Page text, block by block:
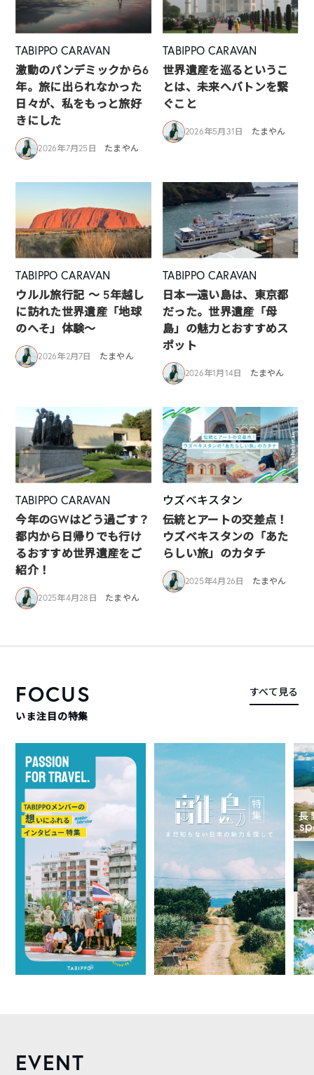
TABIPPO CARAVAN
激動のパンデミックから6
年。旅に出られなかった
日々が、私をもっと旅好
きにした
2026年7月25日 たまやん
TABIPPO CARAVAN
世界遺産を巡るというこ
とは、未来へバトンを繋
ぐこと
2026年5月31日 たまやん
TABIPPO CARAVAN
ウルル旅行記 ～ 5年越し
に訪れた世界遺産「地球
のへそ」体験～
2026年2月7日 たまやん
TABIPPO CARAVAN
日本一遠い島は、東京都
だった。世界遺産「母
島」の魅力とおすすめス
ポット
2026年1月14日 たまやん
TABIPPO CARAVAN
今年のGWはどう過ごす？
都内から日帰りでも行け
るおすすめ世界遺産をご
紹介！
2025年4月28日 たまやん
ウズベキスタン
伝統とアートの交差点！
ウズベキスタンの「あた
らしい旅」のカタチ
2025年4月26日 たまやん
FOCUS
いま注目の特集
すべて見る
EVENT